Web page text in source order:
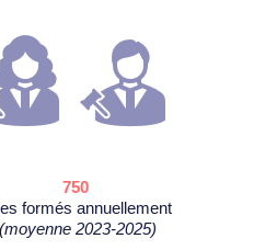
750
formés annuellement
(moyenne 2023-2025)